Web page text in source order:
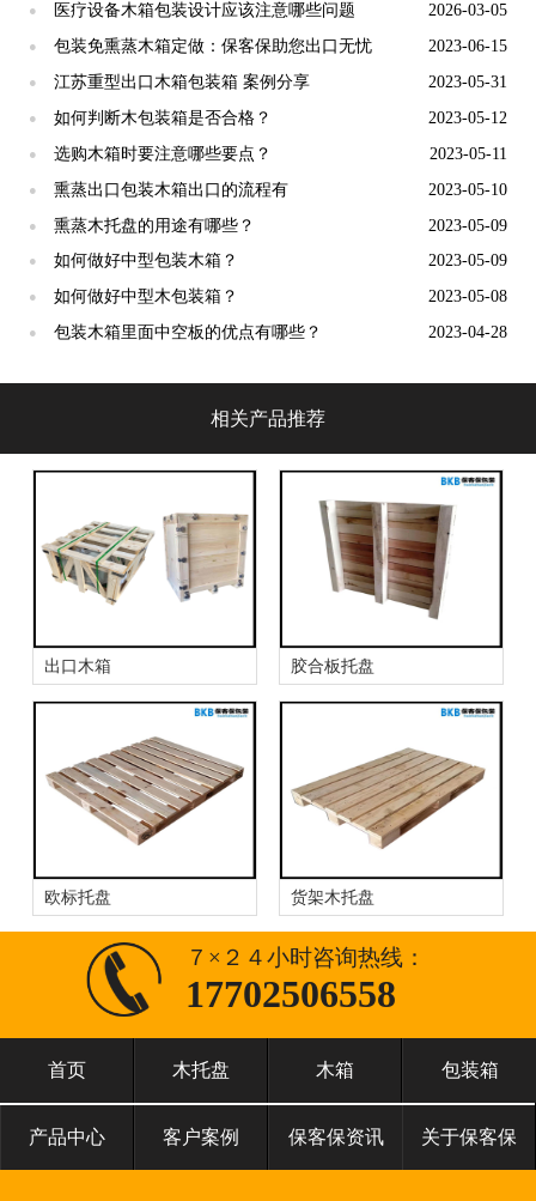
● 医疗设备木箱包装设计应该注意哪些问题 2026-03-05
● 包装免熏蒸木箱定做：保客保助您出口无忧 2023-06-15
● 江苏重型出口木箱包装箱 案例分享 2023-05-31
● 如何判断木包装箱是否合格？ 2023-05-12
● 选购木箱时要注意哪些要点？ 2023-05-11
● 熏蒸出口包装木箱出口的流程有 2023-05-10
● 熏蒸木托盘的用途有哪些？ 2023-05-09
● 如何做好中型包装木箱？ 2023-05-09
● 如何做好中型木包装箱？ 2023-05-08
● 包装木箱里面中空板的优点有哪些？ 2023-04-28
相关产品推荐
出口木箱 胶合板托盘
欧标托盘 货架木托盘
７×２４小时咨询热线：
17702506558
首页 木托盘 木箱 包装箱
产品中心 客户案例 保客保资讯 关于保客保